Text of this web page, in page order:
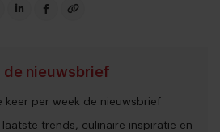
de nieuwsbrief
keer per week de nieuwsbrief
trends, culinaire inspiratie en